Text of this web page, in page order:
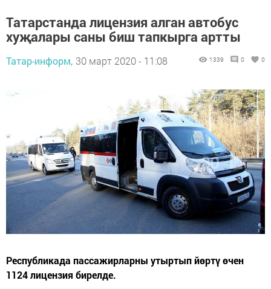
Татарстанда лицензия алган автобус
хуҗалары саны биш тапкырга артты
Татар-информ, 30 март 2020 - 11:08 1339 0 0
Республикада пассажирларны утыртып йөртү өчен
1124 лицензия бирелде.